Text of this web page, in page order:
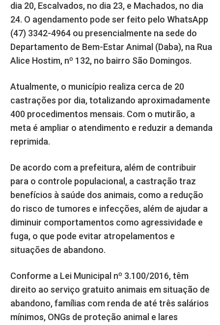
dia 20, Escalvados, no dia 23, e Machados, no dia
24. O agendamento pode ser feito pelo WhatsApp
(47) 3342-4964 ou presencialmente na sede do
Departamento de Bem-Estar Animal (Daba), na Rua
Alice Hostim, nº 132, no bairro São Domingos.
Atualmente, o município realiza cerca de 20
castrações por dia, totalizando aproximadamente
400 procedimentos mensais. Com o mutirão, a
meta é ampliar o atendimento e reduzir a demanda
reprimida.
De acordo com a prefeitura, além de contribuir
para o controle populacional, a castração traz
benefícios à saúde dos animais, como a redução
do risco de tumores e infecções, além de ajudar a
diminuir comportamentos como agressividade e
fuga, o que pode evitar atropelamentos e
situações de abandono.
Conforme a Lei Municipal nº 3.100/2016, têm
direito ao serviço gratuito animais em situação de
abandono, famílias com renda de até três salários
mínimos, ONGs de proteção animal e lares